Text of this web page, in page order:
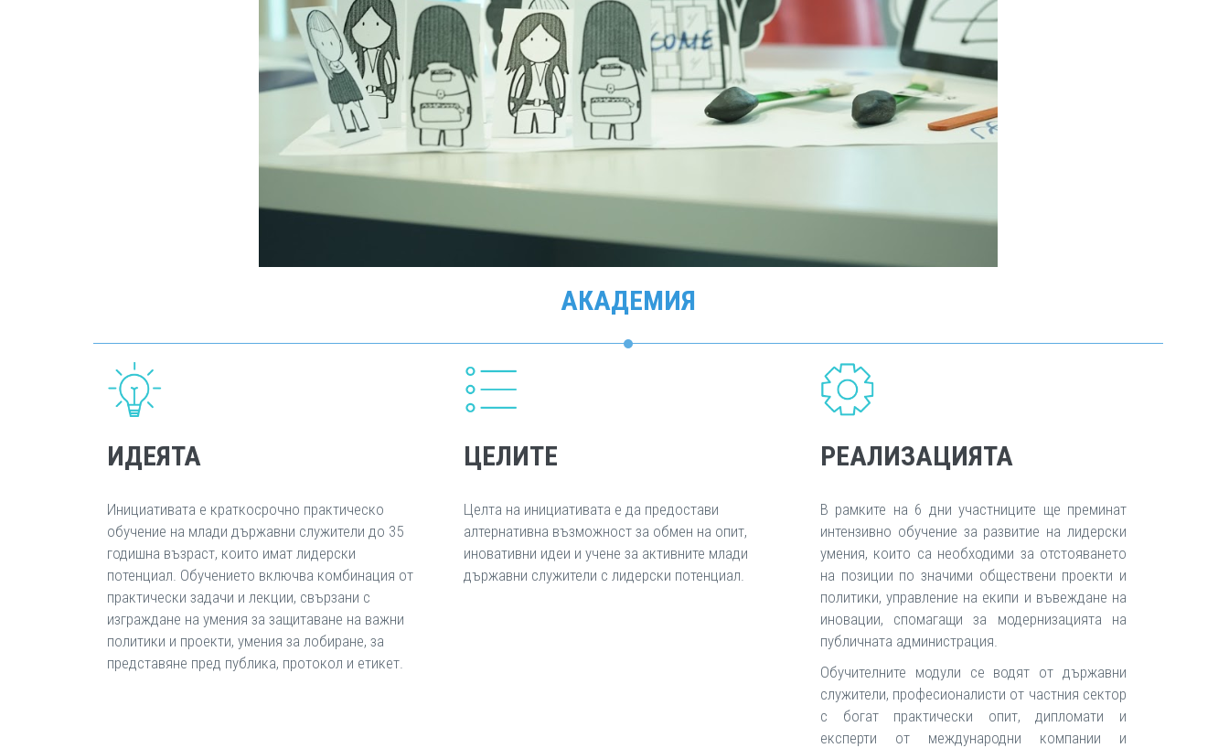
АКАДЕМИЯ
ИДЕЯТА
Инициативата е краткосрочно практическо
обучение на млади държавни служители до 35
годишна възраст, които имат лидерски
потенциал. Обучението включва комбинация от
практически задачи и лекции, свързани с
изграждане на умения за защитаване на важни
политики и проекти, умения за лобиране, за
представяне пред публика, протокол и етикет.
ЦЕЛИТЕ
Целта на инициативата е да предостави
алтернативна възможност за обмен на опит,
иновативни идеи и учене за активните млади
държавни служители с лидерски потенциал.
РЕАЛИЗАЦИЯТА
В рамките на 6 дни участниците ще преминат
интензивно обучение за развитие на лидерски
умения, които са необходими за отстояването
на позиции по значими обществени проекти и
политики, управление на екипи и въвеждане на
иновации, спомагащи за модернизацията на
публичната администрация.
Обучителните модули се водят от държавни
служители, професионалисти от частния сектор
с богат практически опит, дипломати и
експерти от международни компании и